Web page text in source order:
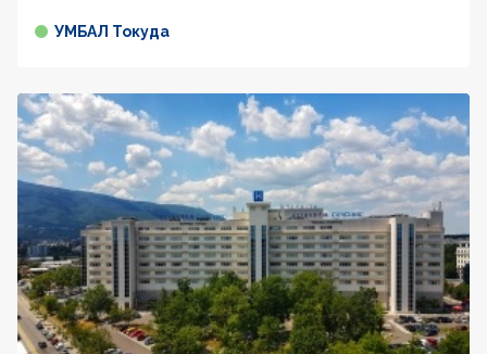
УМБАЛ Токуда